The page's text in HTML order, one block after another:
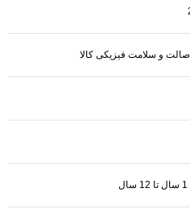
و سلامت فیزیکی کالا